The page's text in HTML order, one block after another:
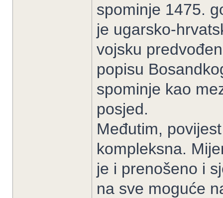
spominje 1475.
je ugarsko-
vojsku
popisu
spominje kao
posjed.
Međutim,
kompleksna.
je i prenošeno i
na sve moguće